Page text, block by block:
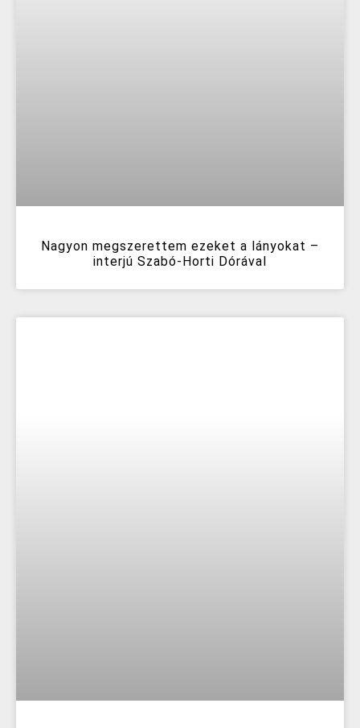
Nagyon megszerettem ezeket a lányokat –
interjú Szabó-Horti Dórával